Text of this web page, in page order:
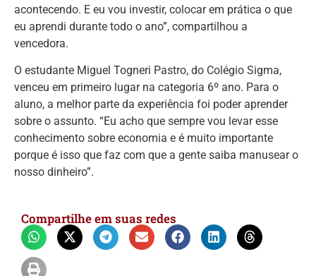
acontecendo. E eu vou investir, colocar em prática o que
eu aprendi durante todo o ano”, compartilhou a
vencedora.
O estudante Miguel Togneri Pastro, do Colégio Sigma,
venceu em primeiro lugar na categoria 6º ano. Para o
aluno, a melhor parte da experiência foi poder aprender
sobre o assunto. “Eu acho que sempre vou levar esse
conhecimento sobre economia e é muito importante
porque é isso que faz com que a gente saiba manusear o
nosso dinheiro”.
Compartilhe em suas redes